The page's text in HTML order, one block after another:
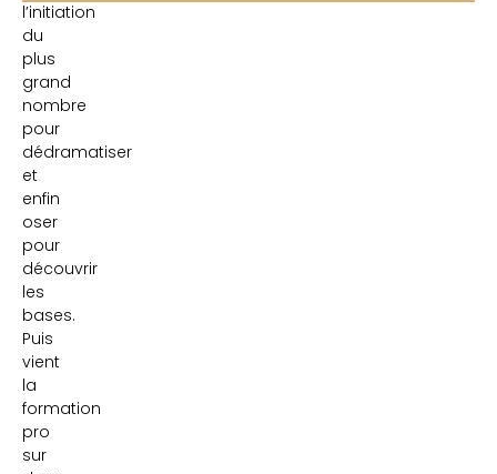
l’initiation
du
plus
grand
nombre
pour
dédramatiser
et
enfin
oser
pour
découvrir
les
bases.
Puis
vient
la
formation
pro
sur